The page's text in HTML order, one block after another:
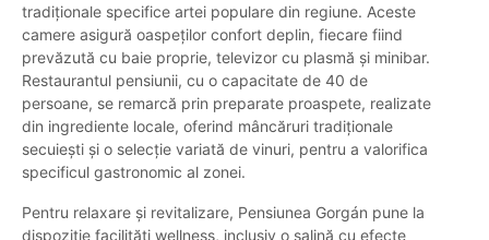
tradiționale specifice artei populare din regiune. Aceste
camere asigură oaspeților confort deplin, fiecare fiind
prevăzută cu baie proprie, televizor cu plasmă și minibar.
Restaurantul pensiunii, cu o capacitate de 40 de
persoane, se remarcă prin preparate proaspete, realizate
din ingrediente locale, oferind mâncăruri tradiționale
secuiești și o selecție variată de vinuri, pentru a valorifica
specificul gastronomic al zonei.
Pentru relaxare și revitalizare, Pensiunea Gorgán pune la
dispoziție facilități wellness, inclusiv o salină cu efecte